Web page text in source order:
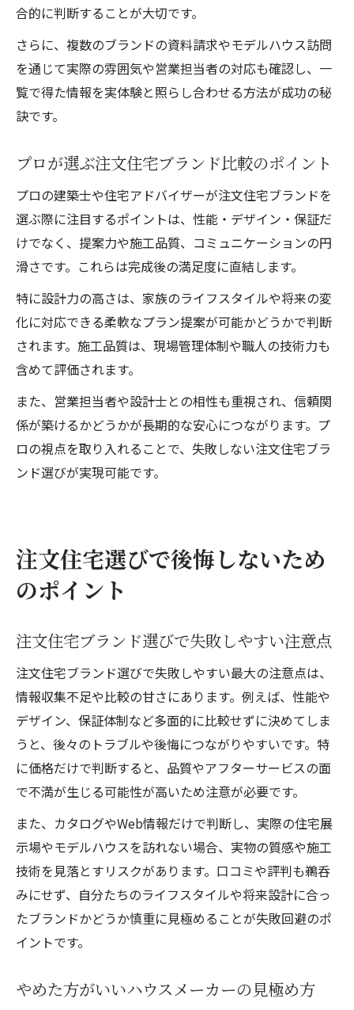
合的に判断することが大切です。
さらに、複数のブランドの資料請求やモデルハウス訪問
を通じて実際の雰囲気や営業担当者の対応も確認し、一
覧で得た情報を実体験と照らし合わせる方法が成功の秘
訣です。
プロが選ぶ注文住宅ブランド比較のポイント
プロの建築士や住宅アドバイザーが注文住宅ブランドを
選ぶ際に注目するポイントは、性能・デザイン・保証だ
けでなく、提案力や施工品質、コミュニケーションの円
滑さです。これらは完成後の満足度に直結します。
特に設計力の高さは、家族のライフスタイルや将来の変
化に対応できる柔軟なプラン提案が可能かどうかで判断
されます。施工品質は、現場管理体制や職人の技術力も
含めて評価されます。
また、営業担当者や設計士との相性も重視され、信頼関
係が築けるかどうかが長期的な安心につながります。プ
ロの視点を取り入れることで、失敗しない注文住宅ブラ
ンド選びが実現可能です。
注文住宅選びで後悔しないため
のポイント
注文住宅ブランド選びで失敗しやすい注意点
注文住宅ブランド選びで失敗しやすい最大の注意点は、
情報収集不足や比較の甘さにあります。例えば、性能や
デザイン、保証体制など多面的に比較せずに決めてしま
うと、後々のトラブルや後悔につながりやすいです。特
に価格だけで判断すると、品質やアフターサービスの面
で不満が生じる可能性が高いため注意が必要です。
また、カタログやWeb情報だけで判断し、実際の住宅展
示場やモデルハウスを訪れない場合、実物の質感や施工
技術を見落とすリスクがあります。口コミや評判も鵜呑
みにせず、自分たちのライフスタイルや将来設計に合っ
たブランドかどうか慎重に見極めることが失敗回避のポ
イントです。
やめた方がいいハウスメーカーの見極め方